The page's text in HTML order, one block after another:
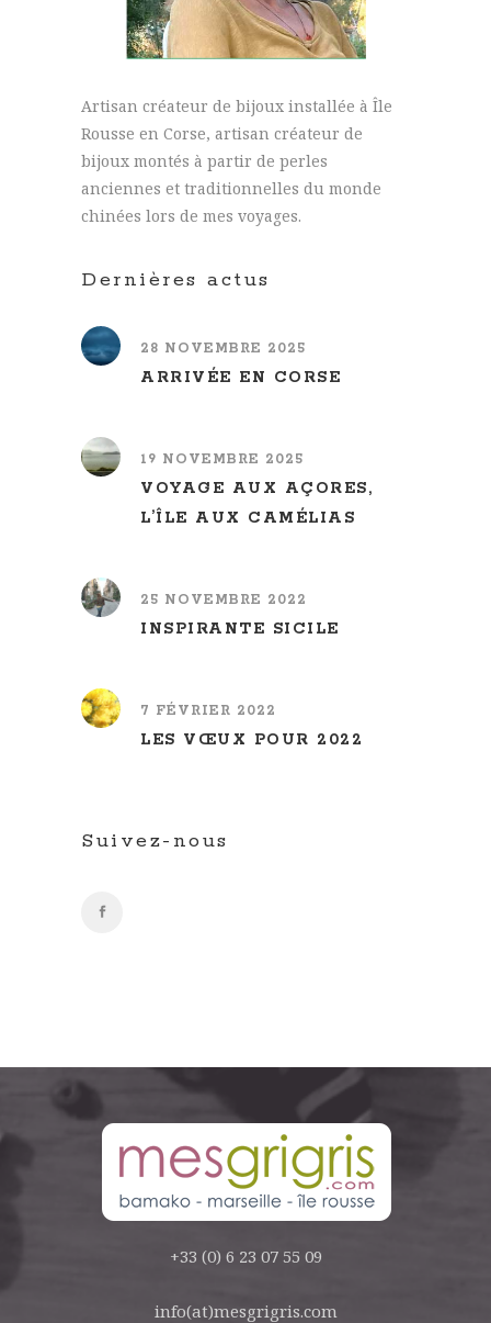
Artisan créateur de bijoux installée à Île
Rousse en Corse, artisan créateur de
bijoux montés à partir de perles
anciennes et traditionnelles du monde
chinées lors de mes voyages.
Dernières actus
28 NOVEMBRE 2025
ARRIVÉE EN CORSE
19 NOVEMBRE 2025
VOYAGE AUX AÇORES,
L’ÎLE AUX CAMÉLIAS
25 NOVEMBRE 2022
INSPIRANTE SICILE
7 FÉVRIER 2022
LES VŒUX POUR 2022
Suivez-nous
+33 (0) 6 23 07 55 09
info(at)mesgrigris.com